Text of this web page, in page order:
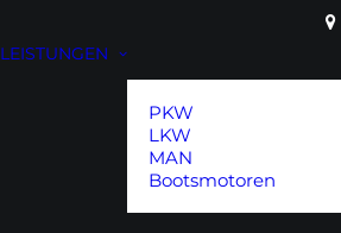
LEISTUNGEN
PKW
LKW
MAN
Bootsmotoren